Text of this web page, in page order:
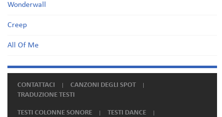
Wonderwall
Creep
All Of Me
CONTATTACI
CANZONI DEGLI SPOT
TRADUZIONE TESTI
TESTI COLONNE SONORE
TESTI DANCE